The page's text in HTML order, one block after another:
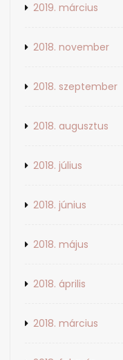
2019. március
2018. november
2018. szeptember
2018. augusztus
2018. július
2018. június
2018. május
2018. április
2018. március